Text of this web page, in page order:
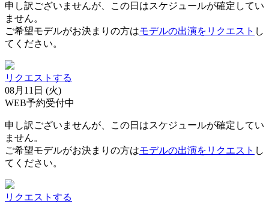
申し訳ございませんが、この日はスケジュールが確定してい
ません。
ご希望モデルがお決まりの方はモデルの出演をリクエスト し
てください。
リクエストする
08月11日 (火)
WEB予約受付中
申し訳ございませんが、この日はスケジュールが確定してい
ません。
ご希望モデルがお決まりの方はモデルの出演をリクエスト し
てください。
リクエストする